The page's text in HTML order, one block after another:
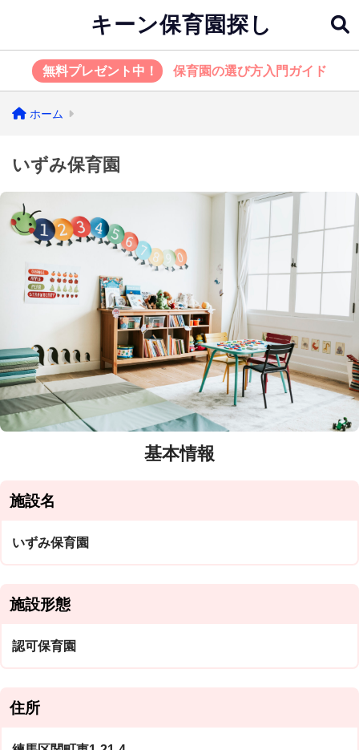
キーン保育園探し
無料プレゼント中！ 保育園の選び方入門ガイド
ホーム
いずみ保育園
基本情報
施設名
いずみ保育園
施設形態
認可保育園
住所